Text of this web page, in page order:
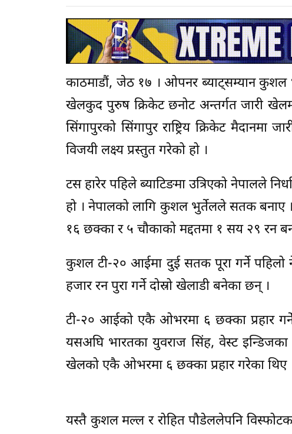
काठमाडौं, जेठ १७ । ओपनर ब्याट्सम्यान कुशल
खेलकुद पुरुष क्रिकेट छनोट अन्तर्गत जारी
सिंगापुरको सिंगापुर राष्ट्रिय क्रिकेट
विजयी लक्ष्य प्रस्तुत गरेको हो ।
टस हारेर पहिले ब्याटिङमा उत्रिएको नेपालले
हो । नेपालको लागि कुशल भुर्तेलले सतक
१६ छक्का र ५ चौकाको मद्दतमा १ सय २९ रन
कुशल टी-२० आईमा दुई सतक पूरा गर्ने पहिलो
हजार रन पुरा गर्ने दोस्रो खेलाडी बनेका छन् ।
टी-२० आईको एकै ओभरमा ६ छक्का प्रहार गर्ने
यसअघि भारतका युवराज सिंह, वेस्ट इन्डिजका
खेलको एकै ओभरमा ६ छक्का प्रहार गरेका थिए
यस्तै कुशल मल्ल र रोहित पौडेललेपनि